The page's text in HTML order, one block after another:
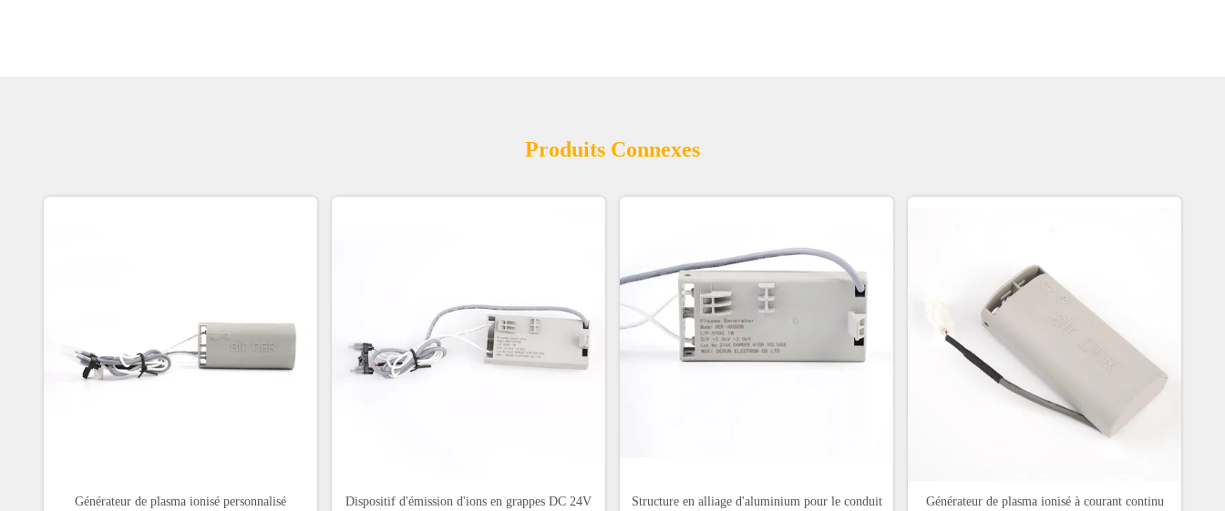
Produits Connexes
Générateur de plasma ionisé personnalisé Dispositif d'émission d'ions en grappes DC 24V Structure en alliage d'aluminium pour le conduit Générateur de plasma ionisé à courant continu